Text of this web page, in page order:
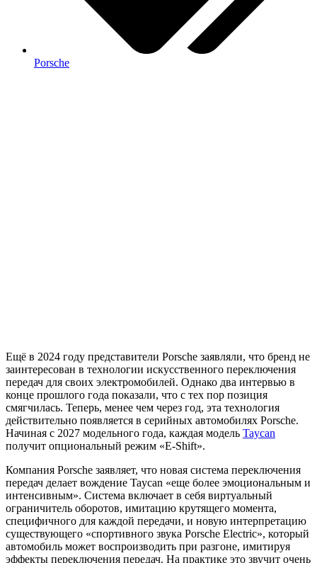
Porsche
Ещё в 2024 году представители Porsche заявляли, что бренд не
заинтересован в технологии искусственного переключения
передач для своих электромобилей. Однако два интервью в
конце прошлого года показали, что с тех пор позиция
смягчилась. Теперь, менее чем через год, эта технология
действительно появляется в серийных автомобилях Porsche.
Начиная с 2027 модельного года, каждая модель Taycan
получит опциональный режим «E-Shift».
Компания Porsche заявляет, что новая система переключения
передач делает вождение Taycan «еще более эмоциональным и
интенсивным». Система включает в себя виртуальный
ограничитель оборотов, имитацию крутящего момента,
специфичного для каждой передачи, и новую интерпретацию
существующего «спортивного звука Porsche Electric», который
автомобиль может воспроизводить при разгоне, имитируя
эффекты переключения передач. На практике это звучит очень